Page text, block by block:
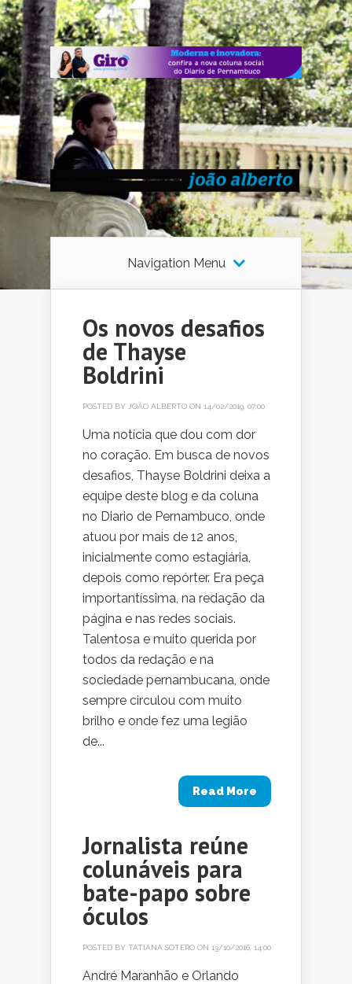
Navigation Menu
Os novos desafios
de Thayse
Boldrini
POSTED BY JOÃO ALBERTO ON 14/02/2019, 07:00
Uma notícia que dou com dor
no coração. Em busca de novos
desafios, Thayse Boldrini deixa a
equipe deste blog e da coluna
no Diario de Pernambuco, onde
atuou por mais de 12 anos,
inicialmente como estagiária,
depois como repórter. Era peça
importantíssima, na redação da
página e nas redes sociais.
Talentosa e muito querida por
todos da redação e na
sociedade pernambucana, onde
sempre circulou com muito
brilho e onde fez uma legião
de...
Read More
Jornalista reúne
colunáveis para
bate-papo sobre
óculos
POSTED BY TATIANA SOTERO ON 13/10/2016, 14:00
André Maranhão e Orlando